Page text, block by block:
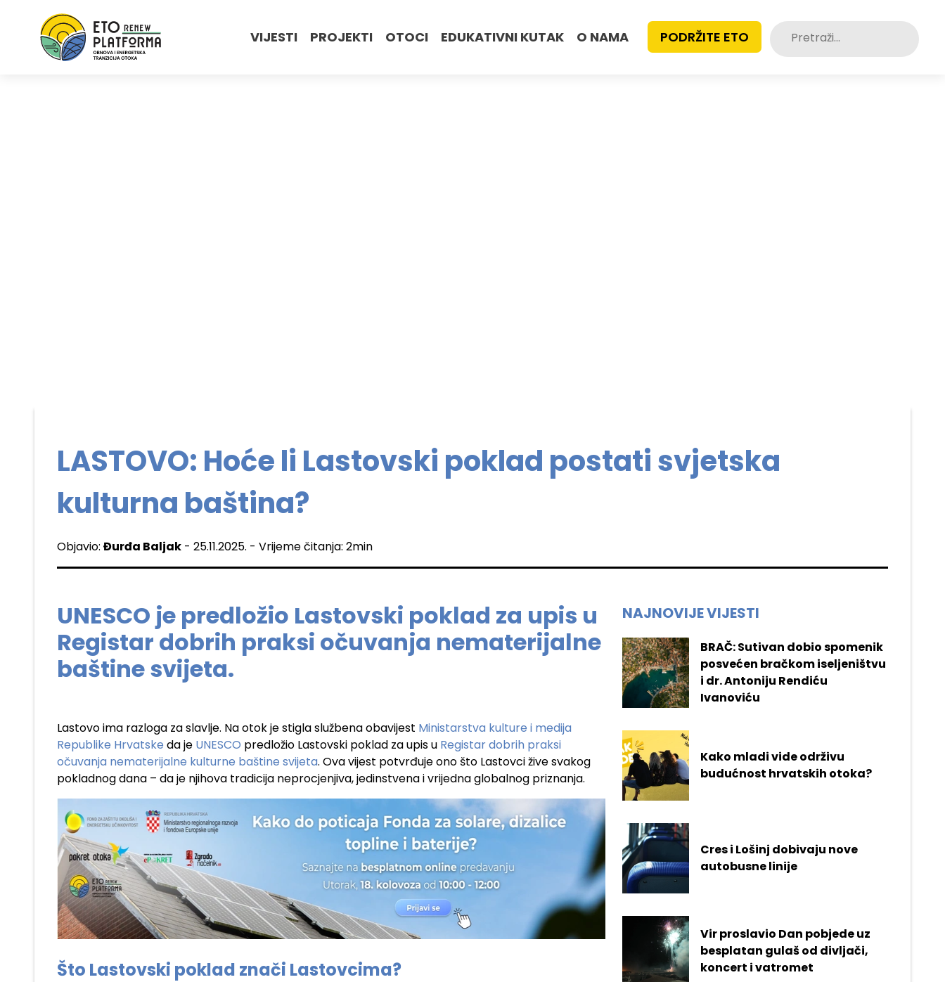
VIJESTI PROJEKTI OTOCI EDUKATIVNI KUTAK O NAMA PODRŽITE ETO Pretraži:
LASTOVO: Hoće li Lastovski poklad postati svjetska
kulturna baština?
Objavio: Đurđa Baljak - 25.11.2025. - Vrijeme čitanja: 2min
UNESCO je predložio Lastovski poklad za upis u
Registar dobrih praksi očuvanja nematerijalne
baštine svijeta.
Lastovo ima razloga za slavlje. Na otok je stigla službena obavijest Ministarstva kulture i medija
Republike Hrvatske da je UNESCO predložio Lastovski poklad za upis u Registar dobrih praksi
očuvanja nematerijalne kulturne baštine svijeta. Ova vijest potvrđuje ono što Lastovci žive svakog
pokladnog dana – da je njihova tradicija neprocjenjiva, jedinstvena i vrijedna globalnog priznanja.
Što Lastovski poklad znači Lastovcima?
NAJNOVIJE VIJESTI
BRAČ: Sutivan dobio spomenik
posvećen bračkom iseljeništvu
i dr. Antoniju Rendiću
Ivanoviću
Kako mladi vide održivu
budućnost hrvatskih otoka?
Cres i Lošinj dobivaju nove
autobusne linije
Vir proslavio Dan pobjede uz
besplatan gulaš od divljači,
koncert i vatromet